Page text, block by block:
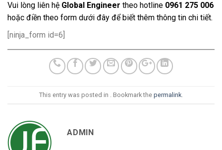
Vui lòng liên hệ Global Engineer theo hotline 0961 275 006
hoặc điền theo form dưới đây để biết thêm thông tin chi tiết.
[ninja_form id=6]
This entry was posted in . Bookmark the permalink
ADMIN